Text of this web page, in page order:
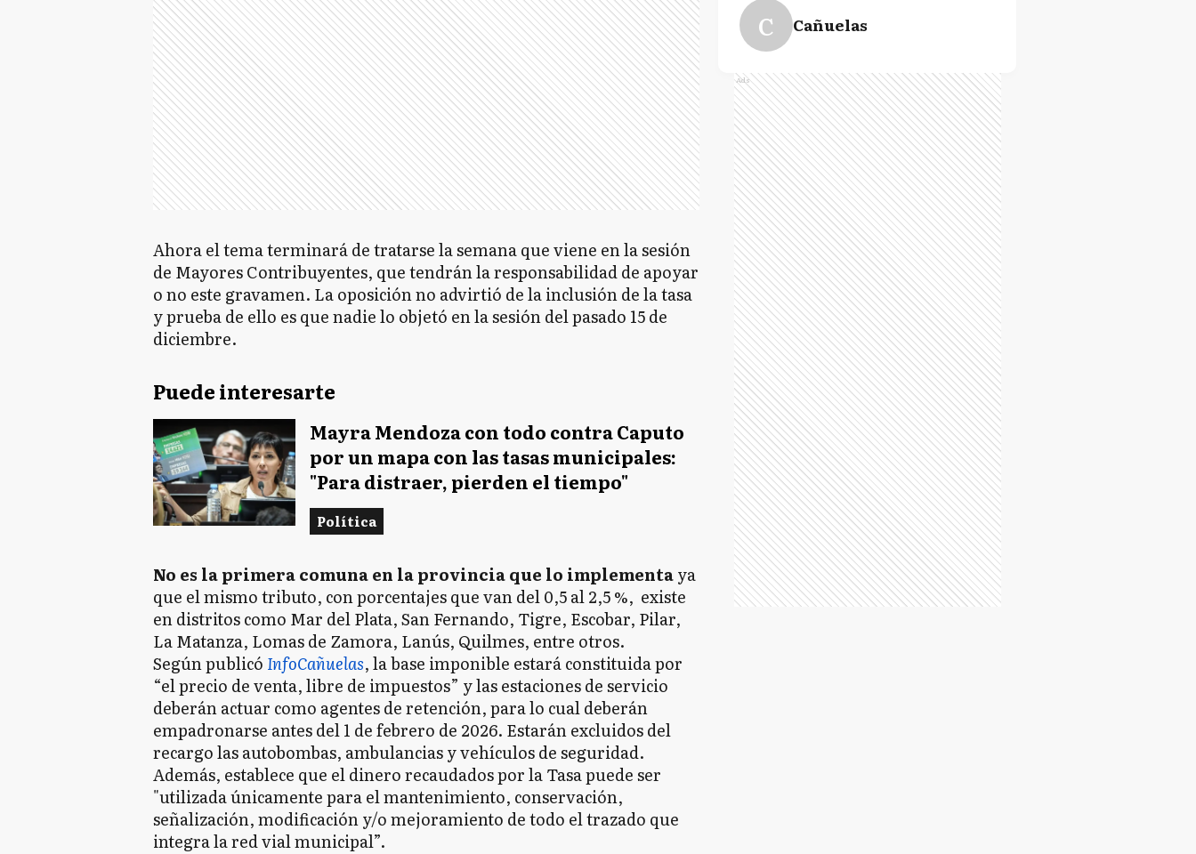
Ahora el tema terminará de tratarse la semana que viene en la sesión
de Mayores Contribuyentes, que tendrán la responsabilidad de apoyar
o no este gravamen. La oposición no advirtió de la inclusión de la tasa
y prueba de ello es que nadie lo objetó en la sesión del pasado 15 de
diciembre.
Puede interesarte
Mayra Mendoza con todo contra Caputo
por un mapa con las tasas municipales:
"Para distraer, pierden el tiempo"
Política
No es la primera comuna en la provincia que lo implementaya
que el mismo tributo, con porcentajes que van del 0,5 al 2,5 %, existe
en distritos como Mar del Plata, San Fernando, Tigre, Escobar, Pilar,
La Matanza, Lomas de Zamora, Lanús, Quilmes, entre otros.
Según publicó InfoCañuelas, la base imponible estará constituida por
“el precio de venta, libre de impuestos” y las estaciones de servicio
deberán actuar como agentes de retención, para lo cual deberán
empadronarse antes del 1 de febrero de 2026. Estarán excluidos del
recargo las autobombas, ambulancias y vehículos de seguridad.
Además, establece que el dinero recaudados por la Tasa puede ser
"utilizada únicamente para el mantenimiento, conservación,
señalización, modificación y/o mejoramiento de todo el trazado que
integra la red vial municipal”.
C Cañuelas
Ads